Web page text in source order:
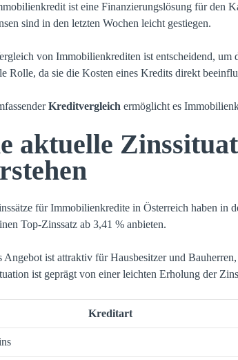
ist eine Finanzierungslösung für den
sind in den letzten Wochen leicht gestiegen.
von Immobilienkrediten ist entscheidend,
Rolle, da sie die Kosten eines Kredits direkt
Kreditvergleich ermöglicht es
aktuelle
für Immobilienkredite in Österreich haben in
Top-Zinssatz ab 3,41 % anbieten.
Angebot ist attraktiv für Hausbesitzer und
ist geprägt von einer leichten Erholung der
Kreditart